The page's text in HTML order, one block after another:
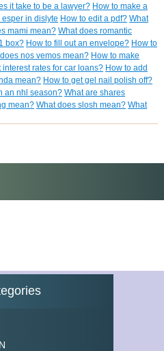
it take to be a lawyer? How to make a
in dislyte How to edit a pdf? What
mami mean? What does romantic
box? How to fill out an envelope? How to
nos vemos mean? How to make
interest rates for car loans? How to add
mean? How to get gel nail polish off?
an nhl season? What are shares
mean? What does slosh mean? What